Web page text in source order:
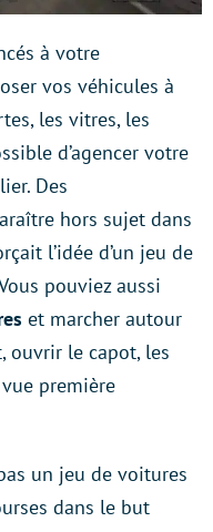
à votre
vos véhicules à
les vitres, les
d’agencer votre
Des
hors sujet dans
l’idée d’un jeu de
pouviez aussi
et marcher autour
ouvrir le capot, les
première
un jeu de voitures
dans le but